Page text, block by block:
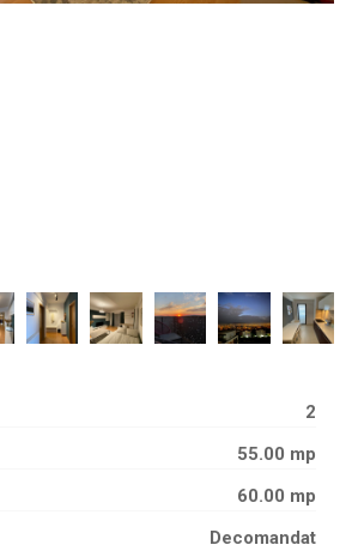
2
55.00 mp
60.00 mp
Decomandat